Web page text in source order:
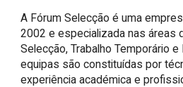
A Fórum Selecção é uma
2002 e especializada nas áreas
Selecção, Trabalho Temporário
equipas são constituídas por
experiência académica e